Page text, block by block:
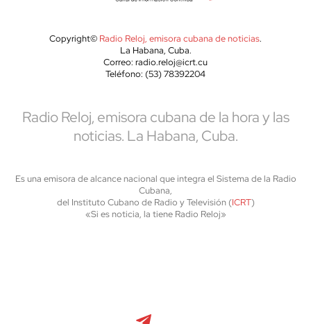
Copyright© Radio Reloj, emisora cubana de noticias.
La Habana, Cuba.
Correo: radio.reloj@icrt.cu
Teléfono: (53) 78392204
Radio Reloj, emisora cubana de la hora y las
noticias. La Habana, Cuba.
Es una emisora de alcance nacional que integra el Sistema de la Radio
Cubana,
del Instituto Cubano de Radio y Televisión (ICRT)
«Si es noticia, la tiene Radio Reloj»